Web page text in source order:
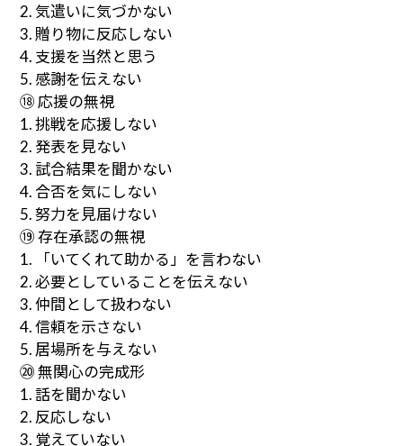
2. 気遣いに気づかない
3. 贈り物に反応しない
4. 支援を当然と思う
5. 感謝を伝えない
⑱ 応援の無視
1. 挑戦を応援しない
2. 発表を見ない
3. 試合結果を聞かない
4. 合否を気にしない
5. 努力を見届けない
⑲ 存在承認の無視
1. 「いてくれて助かる」を言わない
2. 必要としていることを伝えない
3. 仲間として扱わない
4. 信頼を示さない
5. 居場所を与えない
⑳ 無関心の完成形
1. 話を聞かない
2. 反応しない
3. 覚えていない